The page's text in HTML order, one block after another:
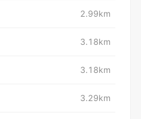
2.99km
3.18km
3.18km
3.29km